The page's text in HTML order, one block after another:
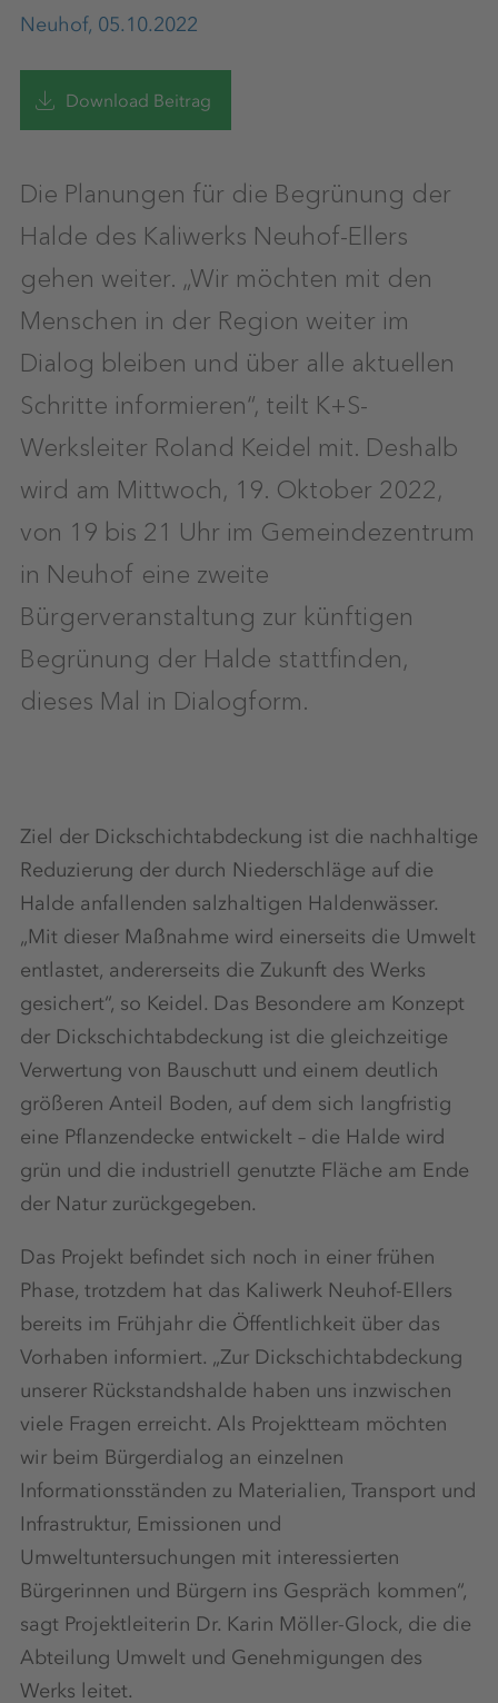
Neuhof, 05.10.2022
Download Beitrag
Die Planungen für die Begrünung der
Halde des Kaliwerks Neuhof-Ellers
gehen weiter. „Wir möchten mit den
Menschen in der Region weiter im
Dialog bleiben und über alle aktuellen
Schritte informieren“, teilt K+S-
Werksleiter Roland Keidel mit. Deshalb
wird am Mittwoch, 19. Oktober 2022,
von 19 bis 21 Uhr im Gemeindezentrum
in Neuhof eine zweite
Bürgerveranstaltung zur künftigen
Begrünung der Halde stattfinden,
dieses Mal in Dialogform.
Ziel der Dickschichtabdeckung ist die nachhaltige
Reduzierung der durch Niederschläge auf die
Halde anfallenden salzhaltigen Haldenwässer.
„Mit dieser Maßnahme wird einerseits die Umwelt
entlastet, andererseits die Zukunft des Werks
gesichert“, so Keidel. Das Besondere am Konzept
der Dickschichtabdeckung ist die gleichzeitige
Verwertung von Bauschutt und einem deutlich
größeren Anteil Boden, auf dem sich langfristig
eine Pflanzendecke entwickelt – die Halde wird
grün und die industriell genutzte Fläche am Ende
der Natur zurückgegeben.
Das Projekt befindet sich noch in einer frühen
Phase, trotzdem hat das Kaliwerk Neuhof-Ellers
bereits im Frühjahr die Öffentlichkeit über das
Vorhaben informiert. „Zur Dickschichtabdeckung
unserer Rückstandshalde haben uns inzwischen
viele Fragen erreicht. Als Projektteam möchten
wir beim Bürgerdialog an einzelnen
Informationsständen zu Materialien, Transport und
Infrastruktur, Emissionen und
Umweltuntersuchungen mit interessierten
Bürgerinnen und Bürgern ins Gespräch kommen“,
sagt Projektleiterin Dr. Karin Möller-Glock, die die
Abteilung Umwelt und Genehmigungen des
Werks leitet.